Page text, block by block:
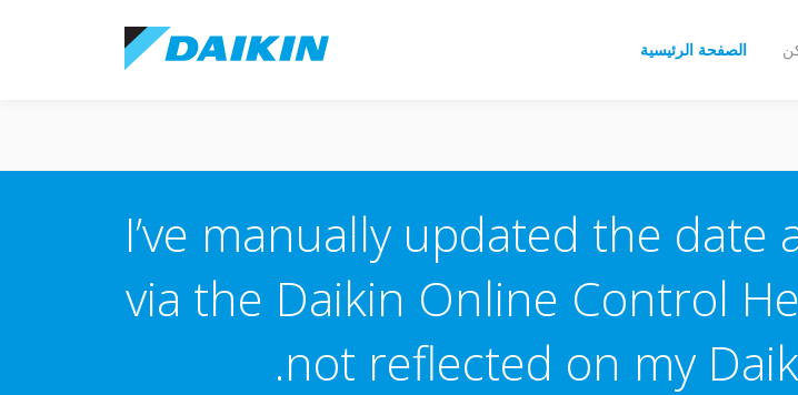
الصفحة الرئيسية
I’ve manually updated the
via the Daikin Online Control
not reflected on my